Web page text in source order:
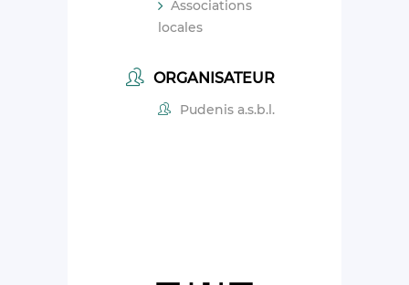
Associations
locales
ORGANISATEUR
Pudenis a.s.b.l.